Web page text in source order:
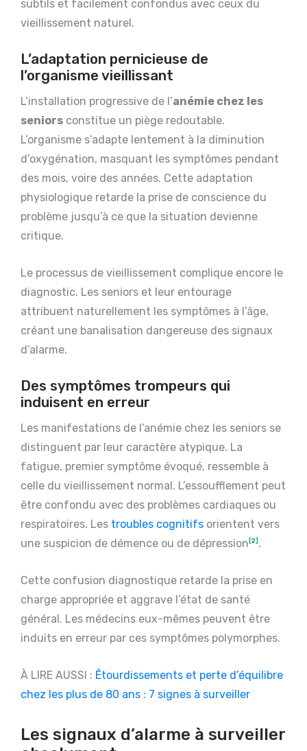
subtils et facilement confondus avec ceux du
vieillissement naturel.
L’adaptation pernicieuse de
l’organisme vieillissant
L’installation progressive de l’anémie chez les
seniors constitue un piège redoutable.
L’organisme s’adapte lentement à la diminution
d’oxygénation, masquant les symptômes pendant
des mois, voire des années. Cette adaptation
physiologique retarde la prise de conscience du
problème jusqu’à ce que la situation devienne
critique.
Le processus de vieillissement complique encore le
diagnostic. Les seniors et leur entourage
attribuent naturellement les symptômes à l’âge,
créant une banalisation dangereuse des signaux
d’alarme.
Des symptômes trompeurs qui
induisent en erreur
Les manifestations de l’anémie chez les seniors se
distinguent par leur caractère atypique. La
fatigue, premier symptôme évoqué, ressemble à
celle du vieillissement normal. L’essoufflement peut
être confondu avec des problèmes cardiaques ou
respiratoires. Les troubles cognitifs orientent vers
une suspicion de démence ou de dépression [2] .
Cette confusion diagnostique retarde la prise en
charge appropriée et aggrave l’état de santé
général. Les médecins eux-mêmes peuvent être
induits en erreur par ces symptômes polymorphes.
À LIRE AUSSI : Étourdissements et perte d’équilibre
chez les plus de 80 ans : 7 signes à surveiller
Les signaux d’alarme à surveiller